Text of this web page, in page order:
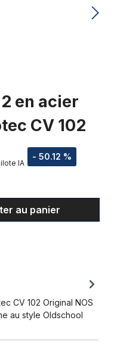
en acier
CV 102
- 50.12 %
IA
la
au panier
CV 102 Original NOS
au style Oldschool